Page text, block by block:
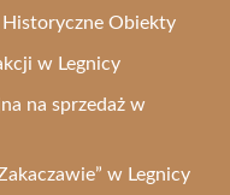
Historyczne Obiekty
w Legnicy
na sprzedaż w
w Legnicy